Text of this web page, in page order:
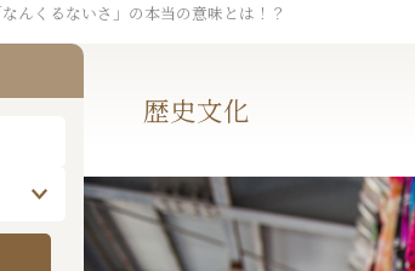
んくるないさ」の本当の意味とは！？
歴史文化